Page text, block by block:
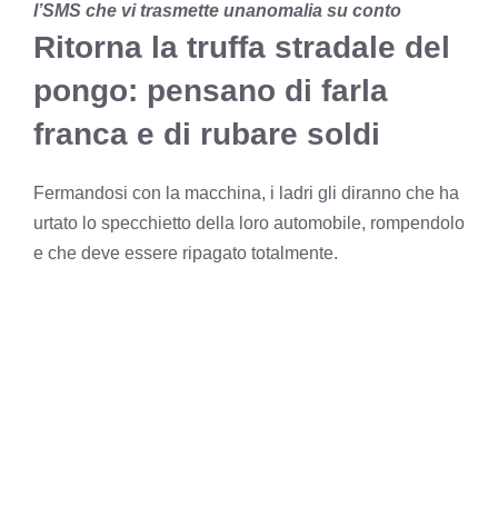
l’SMS che vi trasmette unanomalia su conto
Ritorna la truffa stradale del
pongo: pensano di farla
franca e di rubare soldi
Fermandosi con la macchina, i ladri gli diranno che ha
urtato lo specchietto della loro automobile, rompendolo
e che deve essere ripagato totalmente.